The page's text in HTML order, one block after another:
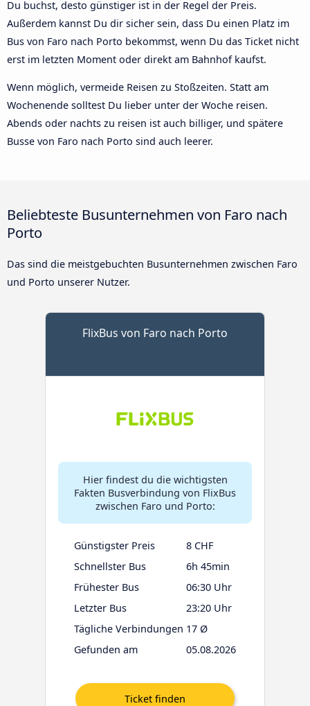
Du buchst, desto günstiger ist in der Regel der Preis.
Außerdem kannst Du dir sicher sein, dass Du einen Platz im
Bus von Faro nach Porto bekommst, wenn Du das Ticket nicht
erst im letzten Moment oder direkt am Bahnhof kaufst.
Wenn möglich, vermeide Reisen zu Stoßzeiten. Statt am
Wochenende solltest Du lieber unter der Woche reisen.
Abends oder nachts zu reisen ist auch billiger, und spätere
Busse von Faro nach Porto sind auch leerer.
Beliebteste Busunternehmen von Faro nach
Porto
Das sind die meistgebuchten Busunternehmen zwischen Faro
und Porto unserer Nutzer.
FlixBus von Faro nach Porto
Hier findest du die wichtigsten
Fakten Busverbindung von FlixBus
zwischen Faro und Porto:
Günstigster Preis
8 CHF
Schnellster Bus
6h 45min
Frühester Bus
06:30 Uhr
Letzter Bus
23:20 Uhr
Tägliche Verbindungen 17 Ø
Gefunden am
05.08.2026